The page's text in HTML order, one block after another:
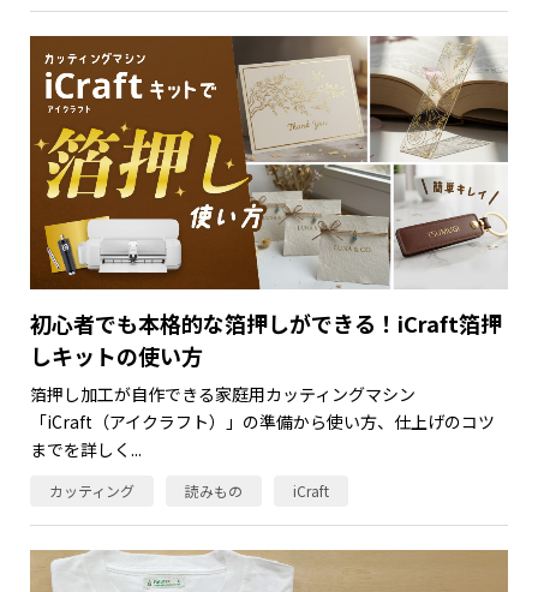
初心者でも本格的な箔押しができる！iCraft箔押
しキットの使い方
箔押し加工が自作できる家庭用カッティングマシン
「iCraft（アイクラフト）」の準備から使い方、仕上げのコツ
までを詳しく...
カッティング 読みもの iCraft